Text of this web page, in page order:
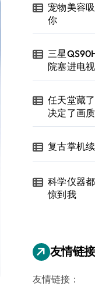
宠物美容
你
三星
院塞进电
任天堂藏
决定了画
复古掌机
科学仪器
惊到我
友情链接
友情链接：